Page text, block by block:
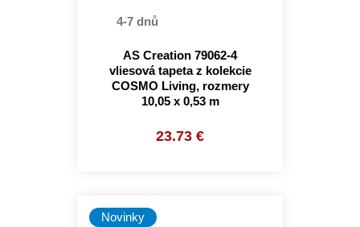
4-7 dnů
AS Creation 79062-4
vliesová tapeta z kolekcie
COSMO Living, rozmery
10,05 x 0,53 m
23.73 €
Novinky